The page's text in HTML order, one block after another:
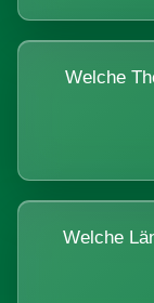
Welche
Welche